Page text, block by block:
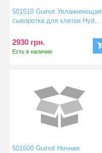
501510 Guinot Увлажняющая
сыворотка для клетки Hyd...
2930 грн.
Есть в наличии
501600 Guinot Ночная